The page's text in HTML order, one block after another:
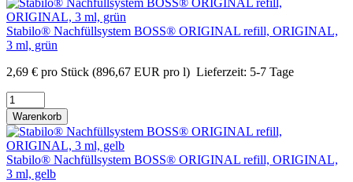
Stabilo® Nachfüllsystem BOSS® ORIGINAL refill, ORIGINAL,
3 ml, grün
2,69 € pro Stück (896,67 EUR pro l) Lieferzeit: 5-7 Tage
Warenkorb
Stabilo® Nachfüllsystem BOSS® ORIGINAL refill, ORIGINAL,
3 ml, gelb